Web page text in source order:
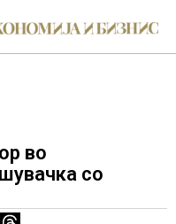
во
со